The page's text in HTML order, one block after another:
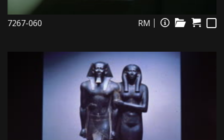
7267-060 RM